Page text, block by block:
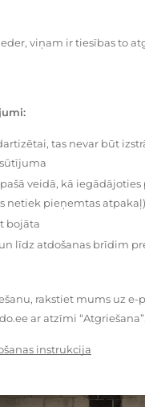
viņam ir tiesības to
tas nevar būt
veidā, kā iegādājoties
netiek pieņemtas atpakaļ)
bojāta
līdz atdošanas brīdim
rakstiet mums uz e-
ar atzīmi “Atgriešana”.
instrukcija